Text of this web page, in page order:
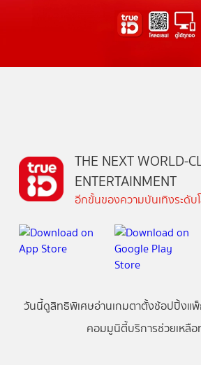
THE NEXT WORLD-
ENTERTAINMENT
อีกขั้นของความบันเทิงระดั
วันนี้ดูสิทธิพิเศษอ่านเกมตาตั้งช้อปปิ้งแ
คอมมูนิตี้บริการช่วยเหลือ